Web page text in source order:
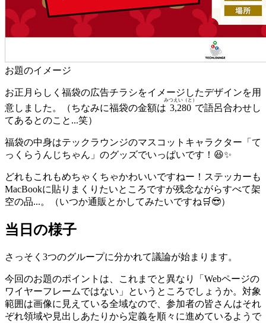
お題のイメージ
お正月らしく福袋の広告チラシをイメージしたデザインを用
意しました。（ちなみに福袋の金額は 3,280
みつえい（と）
で語呂合わせし
てあるとのこと...笑）
福袋の中身はテックラウンジのマスコットキャラクター「て
っくらうんじちゃん」のグッズでいっぱいです！😆✨
どれもこれもめちゃくちゃかわいいですねー！ステッカーも
MacBookに貼りまくりたいところですが残念ながらすべて架
空の品...。（いつか通販とかしてみたいですね🛒😎）
当日の様子
さっそく3つのグループに分かれて議論が始まります。
今回のお題のポイントは、これまでと異なり「Webページの
ワイヤーフレームではない」というところでしょうか。対象
範囲は画像に見えている全域なので、参加者の皆さんはそれ
ぞれ領域や見出しあたりから定義を順々に進めているようで